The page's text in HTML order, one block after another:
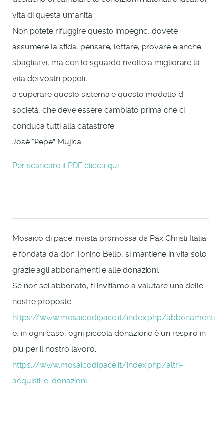
vita di questa umanità.
Non potete rifuggire questo impegno, dovete
assumere la sfida, pensare, lottare, provare e anche
sbagliarvi, ma con lo sguardo rivolto a migliorare la
vita dei vostri popoli,
a superare questo sistema e questo modello di
società, che deve essere cambiato prima che ci
conduca tutti alla catastrofe.
José “Pepe” Mujica
Per scaricare il PDF clicca qui
Mosaico di pace, rivista promossa da Pax Christi Italia
e fondata da don Tonino Bello, si mantiene in vita solo
grazie agli abbonamenti e alle donazioni.
Se non sei abbonato, ti invitiamo a valutare una delle
nostre proposte:
https://www.mosaicodipace.it/index.php/abbonamenti
e, in ogni caso, ogni piccola donazione è un respiro in
più per il nostro lavoro:
https://www.mosaicodipace.it/index.php/altri-
acquisti-e-donazioni